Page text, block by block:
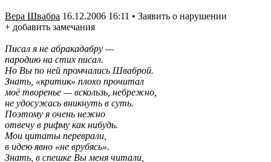
Вера Швабра 16.12.2006 16:11 • Заявить о нарушении
+ добавить замечания
Писал я не абракадабру —
пародию на стих писал.
Но Вы по ней промчались Шваброй.
Знать, «критик» плохо прочитал
моё творенье — вскользь, небрежно,
не удосужась вникнуть в суть.
Поэтому я очень нежно
отвечу в рифму как нибудь.
Мои цитаты переврали,
в идею явно «не врубясь».
Знать, в спешке Вы меня читали,